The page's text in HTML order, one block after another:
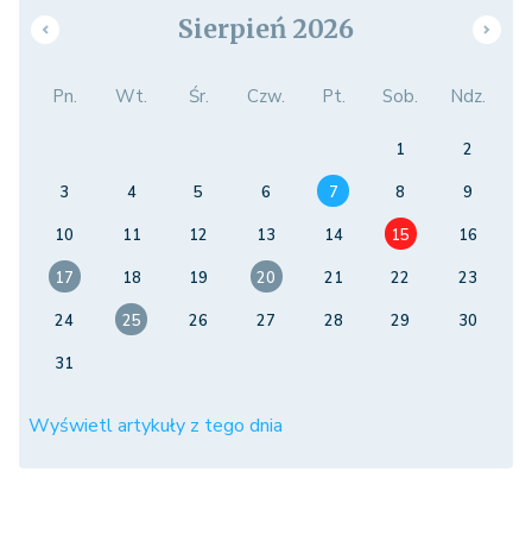
Sierpień 2026
Pn. Wt. Śr. Czw. Pt. Sob. Ndz.
1
2
3
4 5 6 7 8
9
10
11 12 13 14 15
16
17
18 19 20 21 22
23
24
25 26 27 28 29
30
31
Wyświetl artykuły z tego dnia